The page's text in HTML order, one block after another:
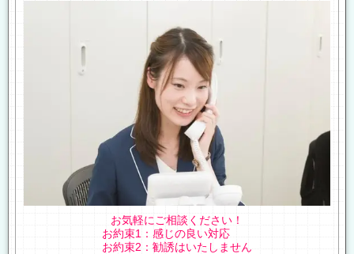
お気軽にご相談ください！
お約束1：感じの良い対応
お約束2：勧誘はいたしません